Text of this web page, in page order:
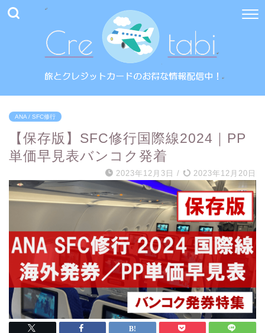
ANA / SFC修行
【保存版】SFC修行国際線2024｜PP
単価早見表バンコク発着
2023年12月3日 / 2023年12月20日